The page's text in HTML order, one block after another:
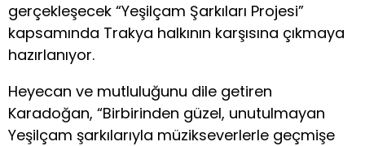
gerçekleşecek “Yeşilçam Şarkıları Projesi”
kapsamında Trakya halkının karşısına çıkmaya
hazırlanıyor.
Heyecan ve mutluluğunu dile getiren
Karadoğan, “Birbirinden güzel, unutulmayan
Yeşilçam şarkılarıyla müzikseverlerle geçmişe